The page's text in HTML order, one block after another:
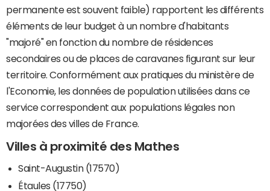
permanente est souvent faible) rapportent les différents
éléments de leur budget à un nombre d'habitants
"majoré" en fonction du nombre de résidences
secondaires ou de places de caravanes figurant sur leur
territoire. Conformément aux pratiques du ministère de
l'Economie, les données de population utilisées dans ce
service correspondent aux populations légales non
majorées des villes de France.
Villes à proximité des Mathes
Saint-Augustin (17570)
Étaules (17750)